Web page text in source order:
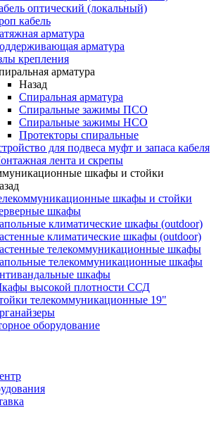
оптический (локальный)
кабель
арматура
арматура
крепления
арматура
Назад
Спиральная арматура
Спиральные зажимы ПСО
Спиральные зажимы НСО
Протекторы спиральные
для подвеса муфт и запаса кабеля
лента и скрепы
шкафы и стойки
шкафы и стойки
шкафы
климатические шкафы (outdoor)
климатические шкафы (outdoor)
телекоммуникационные шкафы
телекоммуникационные шкафы
шкафы
высокой плотности ССД
телекоммуникационные 19"
оборудование